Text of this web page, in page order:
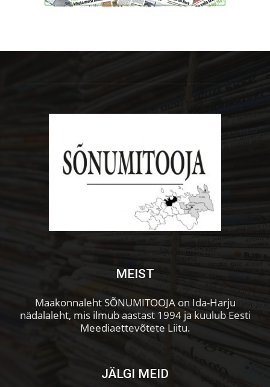
MEIST
Maakonnaleht SÕNUMITOOJA on Ida-Harju
nädalaleht, mis ilmub aastast 1994 ja kuulub Eesti
Meediaettevõtete Liitu.
JÄLGI MEID